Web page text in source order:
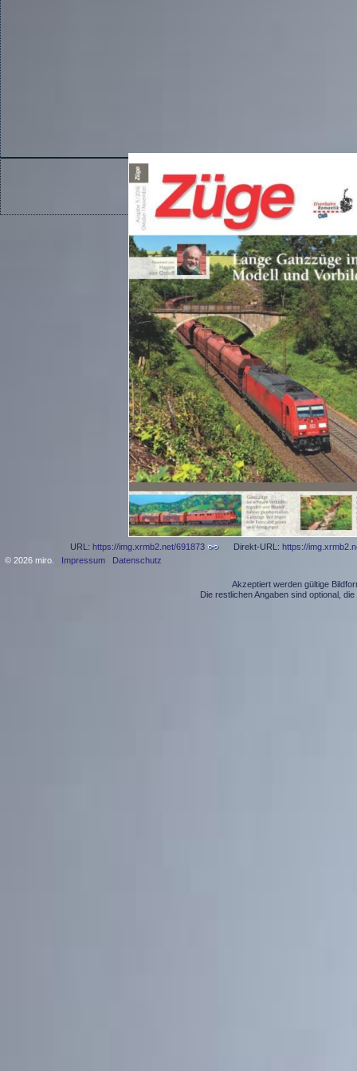
URL: https://img.xrmb2.net/691873 Direkt-URL: https://
© 2026 miro. Impressum Datenschutz
Akzeptiert werden gültige
Die restlichen Angaben sind optional,